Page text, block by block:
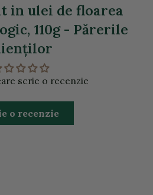
in ulei de floarea
110g - Părerile
scrie o recenzie
o recenzie